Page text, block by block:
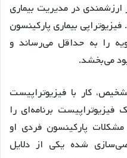
در مدیریت بیماری
بیماری پارکینسون
را به حداقل می‌رساند و
می‌بخشد.
کار با فیزیوتراپیست
برنامه‌ای را
پارکینسون فردی او
شده یکی از دلایل